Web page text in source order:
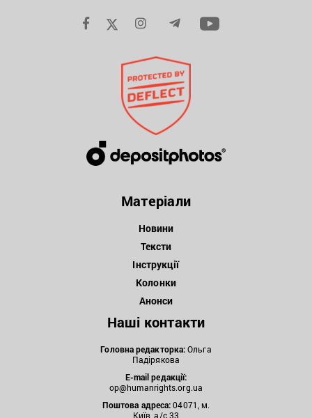
Матеріали
Новини
Тексти
Інструкції
Колонки
Анонси
Наші контакти
Головна редакторка:Ольга
Падірякова
E-mail редакції:
op@humanrights.org.ua
Поштова адреса:04071, м.
Київ, а/с 33